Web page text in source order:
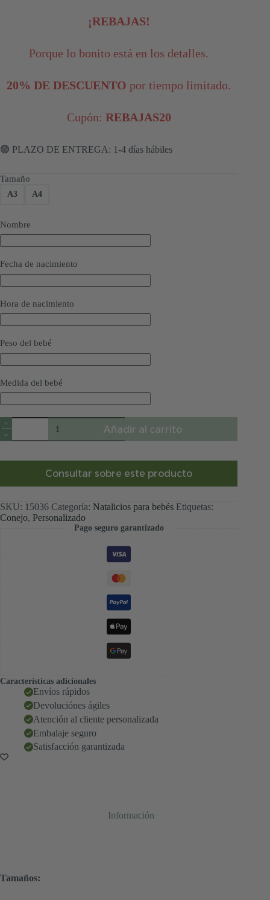
precios:
hasta
16,99 €
¡REBAJAS!
Porque lo bonito está en los detalles.
20% DE DESCUENTO por tiempo limitado.
Cupón: REBAJAS20
🟢 PLAZO DE ENTREGA: 1-4 días hábiles
Tamaño
A3 A4
Nombre
Fecha de nacimiento
Hora de nacimiento
Peso del bebé
Medida del bebé
Natalicio
personalizado
pequeño
volador
Añadir al carrito
Consultar sobre este producto
SKU: 15036 Categoría: Natalicios para bebés Etiquetas:
Conejo, Personalizado
Pago seguro garantizado
Características adicionales
Envíos rápidos
Devoluciónes ágiles
Atención al cliente personalizada
Embalaje seguro
Satisfacción garantizada
Información
Tamaños: